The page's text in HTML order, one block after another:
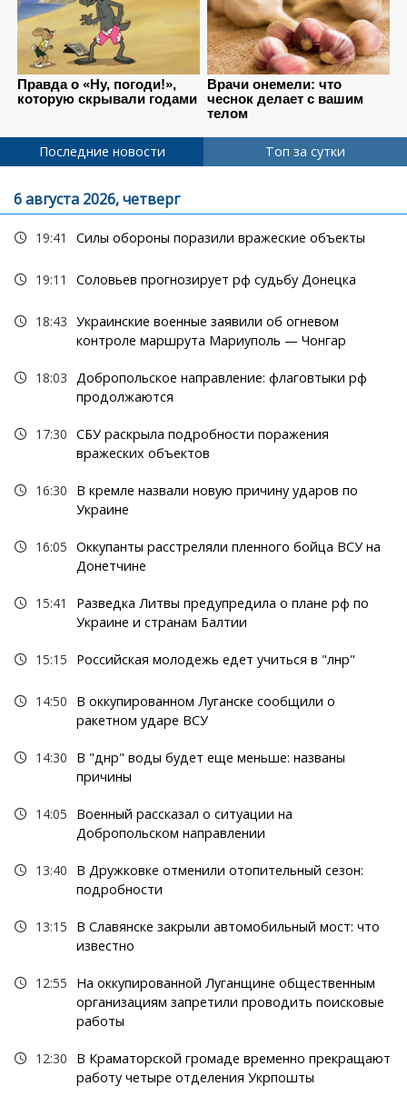
Последние новости Топ за сутки
6 августа 2026, четверг
19:41 Силы обороны поразили вражеские объекты
19:11 Соловьев прогнозирует рф судьбу Донецка
18:43 Украинские военные заявили об огневом
контроле маршрута Мариуполь — Чонгар
18:03 Добропольское направление: флаговтыки рф
продолжаются
17:30 СБУ раскрыла подробности поражения
вражеских объектов
16:30
В кремле назвали новую причину ударов по
Украине
16:05 Оккупанты расстреляли пленного бойца ВСУ на
Донетчине
15:41
Разведка Литвы предупредила о плане рф по
Украине и странам Балтии
15:15 Российская молодежь едет учиться в "лнр"
14:50
В оккупированном Луганске сообщили о
ракетном ударе ВСУ
14:30
В "днр" воды будет еще меньше: названы
причины
14:05
Военный рассказал о ситуации на
Добропольском направлении
13:40
В Дружковке отменили отопительный сезон:
подробности
13:15
В Славянске закрыли автомобильный мост: что
известно
12:55
На оккупированной Луганщине общественным
организациям запретили проводить поисковые
работы
12:30
В Краматорской громаде временно прекращают
работу четыре отделения Укрпошты